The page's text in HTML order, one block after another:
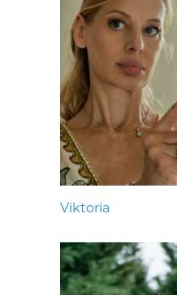
Viktoria